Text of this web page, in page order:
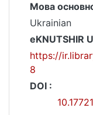
Мова
Ukrainian
eKNUTSHIR
https://
8
DOI :